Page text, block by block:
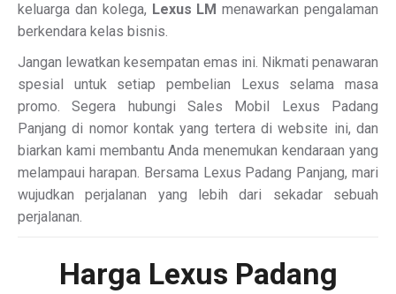
keluarga dan kolega, Lexus LM menawarkan pengalaman
berkendara kelas bisnis.
Jangan lewatkan kesempatan emas ini. Nikmati penawaran
spesial untuk setiap pembelian Lexus selama masa
promo. Segera hubungi Sales Mobil Lexus Padang
Panjang di nomor kontak yang tertera di website ini, dan
biarkan kami membantu Anda menemukan kendaraan yang
melampaui harapan. Bersama Lexus Padang Panjang, mari
wujudkan perjalanan yang lebih dari sekadar sebuah
perjalanan.
Harga Lexus Padang